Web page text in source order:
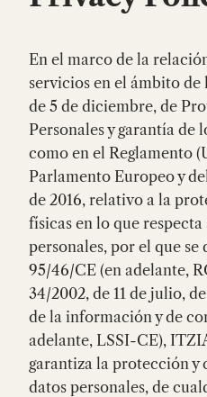
En el marco de la
servicios en el ámbito de
de 5 de diciembre, de
Personales y garantía de
como en el Reglamento
Parlamento Europeo y
de 2016, relativo a la
físicas en lo que
personales, por el que se
95/46/CE (en adelante,
34/2002, de 11 de julio,
de la información y de
adelante, LSSI-CE),
garantiza la protección y
datos personales, de